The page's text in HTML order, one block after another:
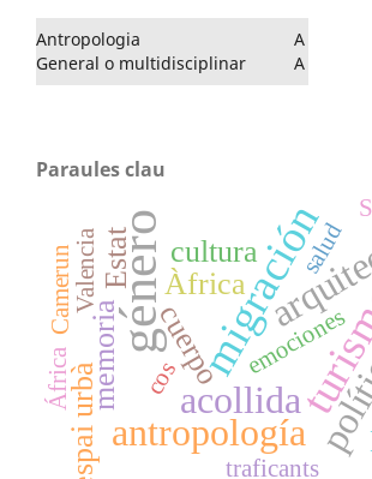
Antropologia
General o multidisciplinar
A
A
Paraules clau
géneromigración
acollida
antropología
cuerpo
memoria
Àfrica
Estat
espai urbà
cultura
cos
Valencia
África emociones
salud
Camerun
traficants